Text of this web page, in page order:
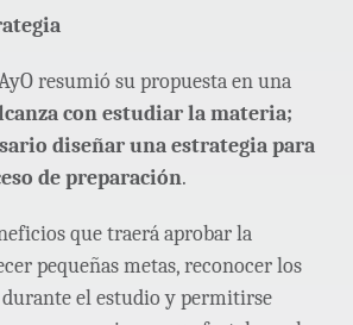
resumió su propuesta en una
con estudiar la materia;
diseñar una estrategia para
de preparación.
que traerá aprobar la
pequeñas metas, reconocer los
durante el estudio y permitirse